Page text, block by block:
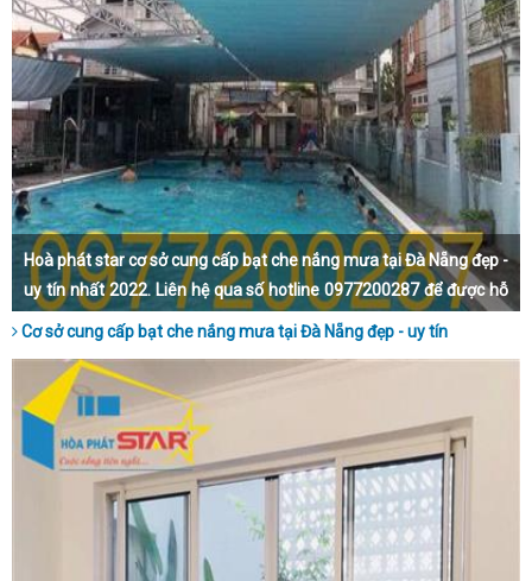
Hoà phát star cơ sở cung cấp bạt che nắng mưa tại Đà Nẵng đẹp -
uy tín nhất 2022. Liên hệ qua số hotline 0977200287 để được hỗ
trợ trực tiếp và tận tình nhất nhé.
Cơ sở cung cấp bạt che nắng mưa tại Đà Nẵng đẹp - uy tín